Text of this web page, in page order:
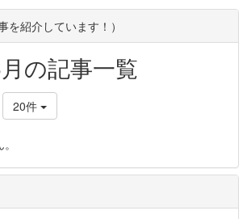
を紹介しています！）
の記事一覧
20件